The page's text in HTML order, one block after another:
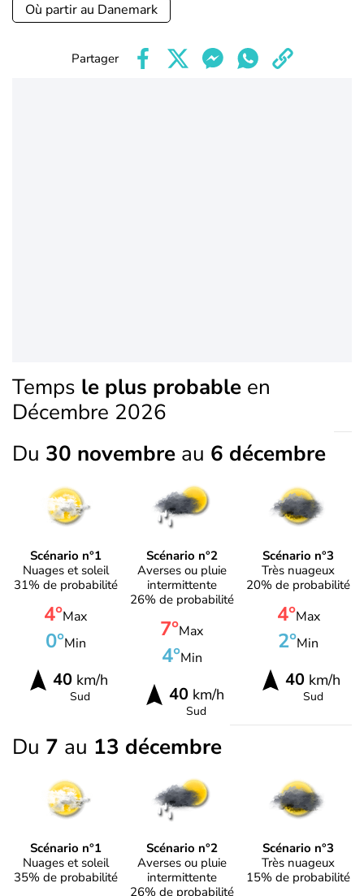
Où partir au Danemark
Partager
Temps le plus probable en
Décembre 2026
Du 30 novembre au 6 décembre
Scénario n°1
Nuages et soleil
31% de probabilité
4°Max
0°Min
40km/h
Sud
Scénario n°2
Averses ou pluie
intermittente
26% de probabilité
7°Max
4°Min
40km/h
Sud
Scénario n°3
Très nuageux
20% de probabilité
4°Max
2°Min
40 km/h
Sud
Du 7 au 13 décembre
Scénario n°1
Nuages et soleil
35% de probabilité
Scénario n°2
Averses ou pluie
intermittente
26% de probabilité
Scénario n°3
Très nuageux
15% de probabilité